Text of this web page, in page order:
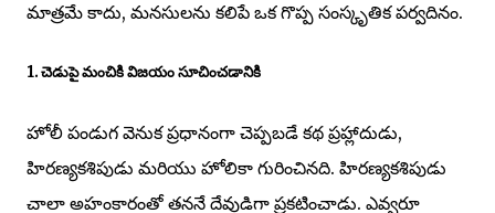
మాత్రమే కాదు, మనసులను కలిపే ఒక గొప్ప సంస్కృతిక పర్వదినం.
1. చెడుపై మంచికి విజయం సూచించడానికి
హోలీ పండుగ వెనుక ప్రధానంగా చెప్పబడే కథ ప్రహ్లాదుడు,
హిరణ్యకశిపుడు మరియు హోలికా గురించినది. హిరణ్యకశిపుడు
చాలా అహంకారంతో తననే దేవుడిగా ప్రకటించాడు. ఎవ్వరూ